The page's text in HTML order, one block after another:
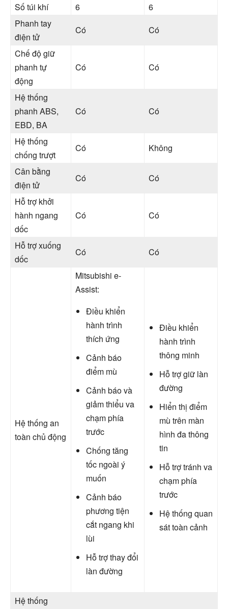
Số túi khí
6
6
Phanh tay
điện tử
Có
Có
Chế độ giữ
phanh tự
động
Có Có
Hệ thống
phanh ABS,
EBD, BA
Có Có
Hệ thống
chống trượt
Có
Không
Cân bằng
điện tử
Có
Có
Hỗ trợ khởi
hành ngang
dốc
Có Có
Hỗ trợ xuống
dốc
Có Có
Hệ thống an
toàn chủ động
Mitsubishi e-
Assist:
Điều khiển
hành trình
thích ứng
Cảnh báo
điểm mù
Cảnh báo và
giảm thiểu va
chạm phía
trước
Chống tăng
tốc ngoài ý
muốn
Cảnh báo
phương tiện
cắt ngang khi
lùi
Hỗ trợ thay đổi
làn đường
Điều khiển
hành trình
thông minh
Hỗ trợ giữ làn
đường
Hiển thị điểm
mù trên màn
hình đa thông
tin
Hỗ trợ tránh va
chạm phía
trước
Hệ thống quan
sát toàn cảnh
Hệ thống